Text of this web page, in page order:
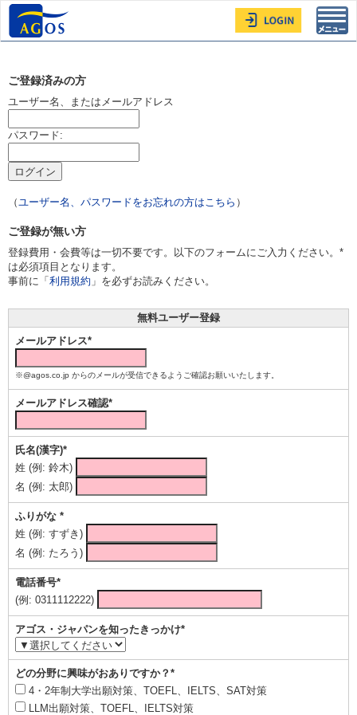
ご登録済みの方
ユーザー名、またはメールアドレス
パスワード:
（ユーザー名、パスワードをお忘れの方はこちら ）
ご登録が無い方
登録費用・会費等は一切不要です。以下のフォームにご入力ください。*
は必須項目となります。
事前に「 利用規約 」を必ずお読みください。
無料ユーザー登録
メールアドレス*
※@agos.co.jp からのメールが受信できるようご確認お願いいたします。
メールアドレス確認*
氏名(漢字)*
姓 (例: 鈴木)
名 (例: 太郎)
ふりがな *
姓 (例: すずき)
名 (例: たろう)
電話番号*
(例: 0311112222)
アゴス・ジャパンを知ったきっかけ*
どの分野に興味がおありですか？*
4・2年制大学出願対策、TOEFL、IELTS、SAT対策
LLM出願対策、TOEFL、IELTS対策